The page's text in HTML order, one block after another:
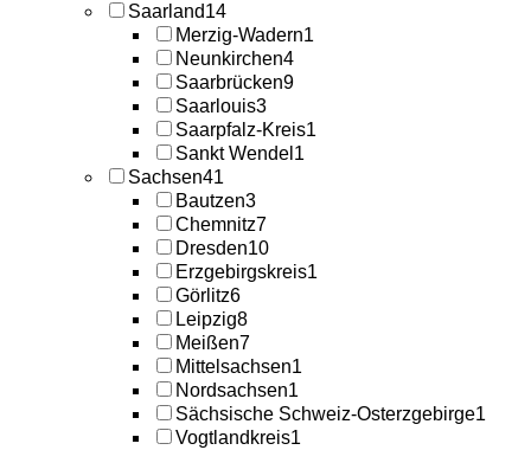
Saarland14
Merzig-Wadern1
Neunkirchen4
Saarbrücken9
Saarlouis3
Saarpfalz-Kreis1
Sankt Wendel 1
Sachsen41
Bautzen3
Chemnitz7
Dresden10
Erzgebirgskreis1
Görlitz6
Leipzig8
Meißen7
Mittelsachsen1
Nordsachsen1
Sächsische Schweiz-Osterzgebirge1
Vogtlandkreis1